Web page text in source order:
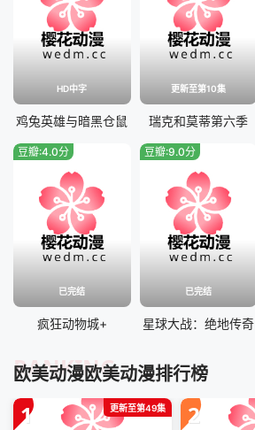
HD中字
鸡兔英雄与暗黑仓鼠
更新至第10集
瑞克和莫蒂第六季
已完结
豆瓣:4.0分
疯狂动物城+
已完结
豆瓣:9.0分
星球大战：绝地传奇
欧美动漫欧美动漫排行榜
RANKING
1 更新至第49集 2